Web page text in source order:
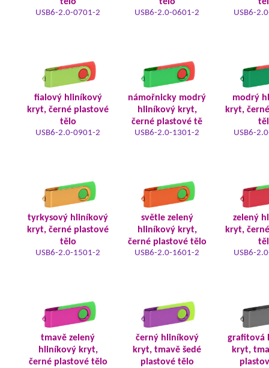
USB6-2.0-0701-2 USB6-2.0-0601-2 USB6-
fialový hliníkový
kryt, černé plastové
tělo
USB6-2.0-0901-2
námořnicky modrý
hliníkový kryt,
černé plastové tě
USB6-2.0-1301-2
modrý
kryt,
USB6-
tyrkysový hliníkový
kryt, černé plastové
tělo
USB6-2.0-1501-2
světle zelený
hliníkový kryt,
černé plastové tělo
USB6-2.0-1601-2
zelený
kryt,
USB6-
tmavě zelený
hliníkový kryt,
černé plastové tělo
černý hliníkový
kryt, tmavě šedé
plastové tělo
grafitová
kryt,